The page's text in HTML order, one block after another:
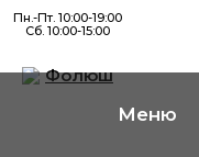
Пн.-Пт. 10:00-19:00
Сб. 10:00-15:00
Фолюш